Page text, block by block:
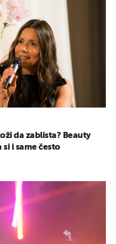
da zablista? Beauty
i same često